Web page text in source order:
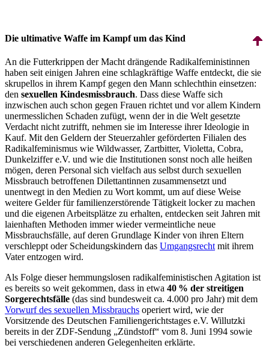
Die ultimative Waffe im Kampf um das Kind
An die Futterkrippen der Macht drängende Radikal­feministinnen
haben seit einigen Jahren eine schlagkräftige Waffe entdeckt, die sie
skrupellos in ihrem Kampf gegen den Mann schlechthin einsetzen:
den sexuellen Kindes­missbrauch. Dass diese Waffe sich
inzwischen auch schon gegen Frauen richtet und vor allem Kindern
unermesslichen Schaden zufügt, wenn der in die Welt gesetzte
Verdacht nicht zutrifft, nehmen sie im Interesse ihrer Ideologie in
Kauf. Mit den Geldern der Steuerzahler geförderten Filialen des
Radikal­feminismus wie Wildwasser, Zartbitter, Violetta, Cobra,
Dunkelziffer e.V. und wie die Institutionen sonst noch alle heißen
mögen, deren Personal sich vielfach aus selbst durch sexuellen
Missbrauch betroffenen Dilettantinnen zusammensetzt und
unentwegt in den Medien zu Wort kommt, um auf diese Weise
weitere Gelder für familien­zerstörende Tätigkeit locker zu machen
und die eigenen Arbeitsplätze zu erhalten, entdecken seit Jahren mit
laienhaften Methoden immer wieder vermeintliche neue
Missbrauchsfälle, auf deren Grundlage Kinder von ihren Eltern
verschleppt oder Scheidungskindern das Umgangsrecht mit ihrem
Vater entzogen wird.
Als Folge dieser hemmungslosen radikal­feministischen Agitation ist
es bereits so weit gekommen, dass in etwa 40 % der streitigen
Sorgerechtsfälle (das sind bundesweit ca. 4.000 pro Jahr) mit dem
Vorwurf des sexuellen Missbrauchs operiert wird, wie der
Vorsitzende des Deutschen Familien­gerichts­tages e.V. Willutzki
bereits in der ZDF-Sendung „Zündstoff“ vom 8. Juni 1994 sowie
bei verschiedenen anderen Gelegenheiten erklärte.